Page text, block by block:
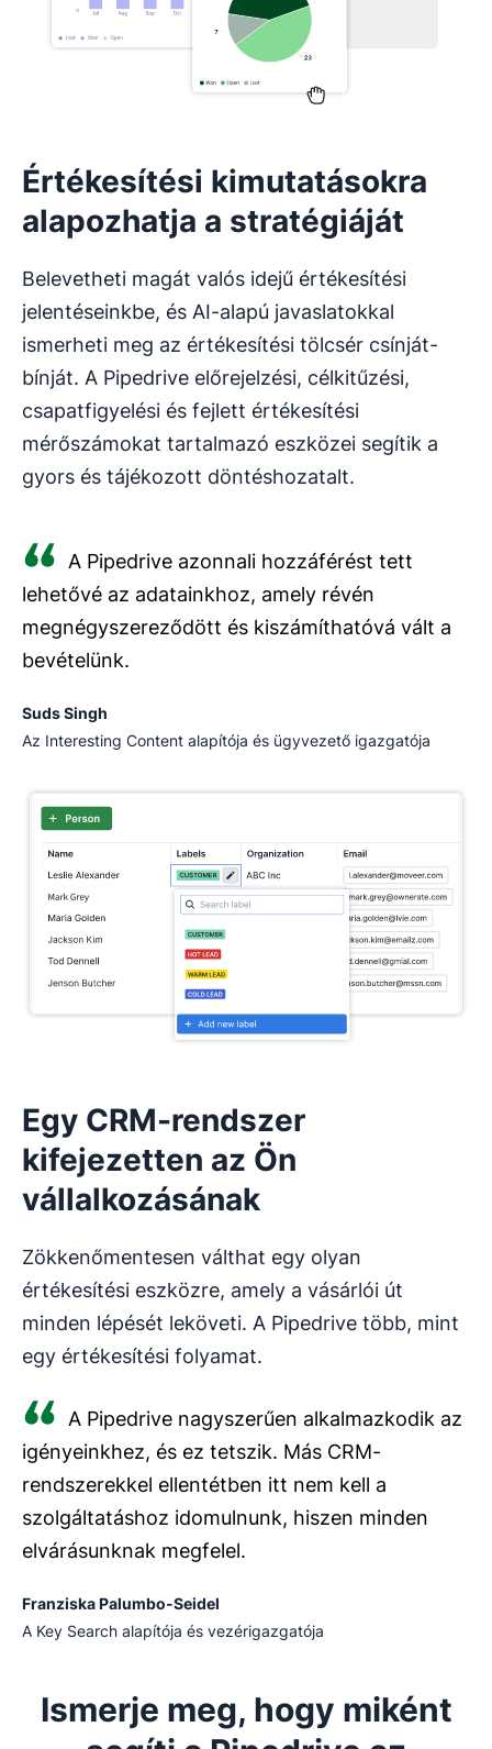
Értékesítési kimutatásokra
alapozhatja a stratégiáját
Belevetheti magát valós idejű értékesítési
jelentéseinkbe, és AI-alapú javaslatokkal
ismerheti meg az értékesítési tölcsér csínját-
bínját. A Pipedrive előrejelzési, célkitűzési,
csapatfigyelési és fejlett értékesítési
mérőszámokat tartalmazó eszközei segítik a
gyors és tájékozott döntéshozatalt.
A Pipedrive azonnali hozzáférést tett
lehetővé az adatainkhoz, amely révén
megnégyszereződött és kiszámíthatóvá vált a
bevételünk.
Suds Singh
Az Interesting Content alapítója és ügyvezető igazgatója
Egy CRM-rendszer
kifejezetten az Ön
vállalkozásának
Zökkenőmentesen válthat egy olyan
értékesítési eszközre, amely a vásárlói út
minden lépését leköveti. A Pipedrive több, mint
egy értékesítési folyamat.
A Pipedrive nagyszerűen alkalmazkodik az
igényeinkhez, és ez tetszik. Más CRM-
rendszerekkel ellentétben itt nem kell a
szolgáltatáshoz idomulnunk, hiszen minden
elvárásunknak megfelel.
Franziska Palumbo-Seidel
A Key Search alapítója és vezérigazgatója
Ismerje meg, hogy miként